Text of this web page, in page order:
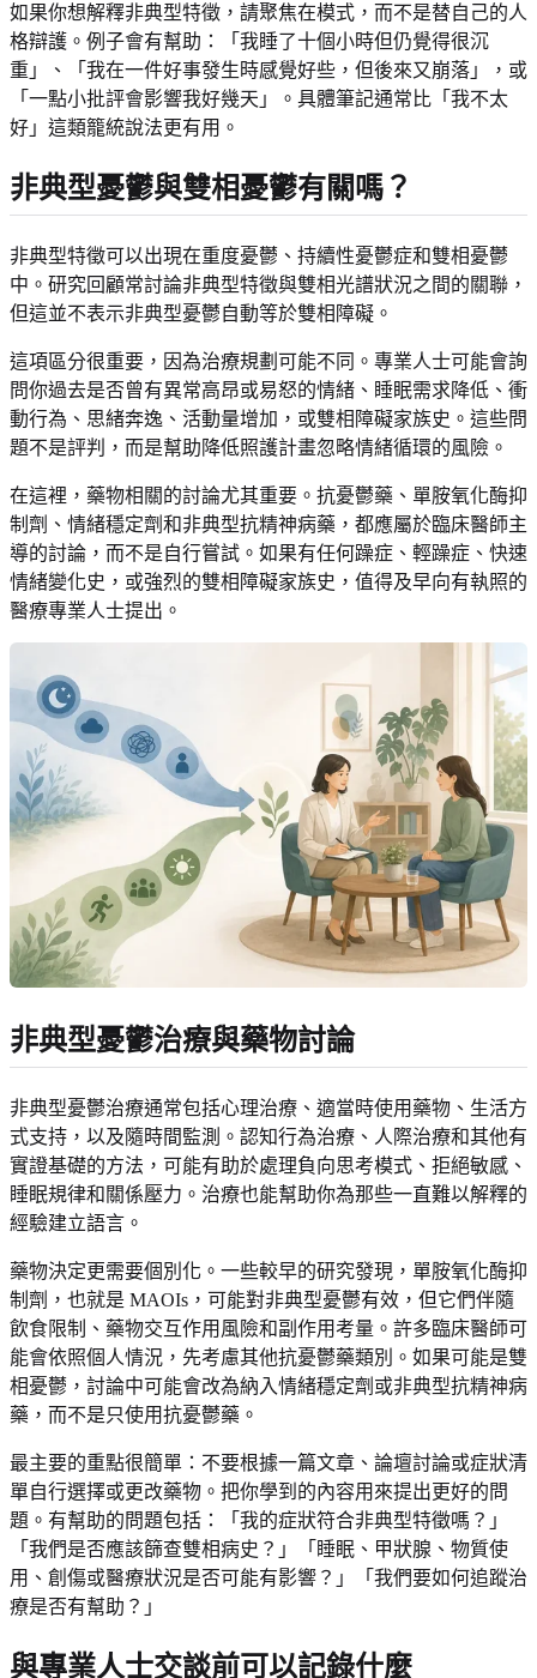
如果你想解釋非典型特徵，請聚焦在模式，而不是替自己的人
格辯護。例子會有幫助：「我睡了十個小時但仍覺得很沉
重」、「我在一件好事發生時感覺好些，但後來又崩落」，或
「一點小批評會影響我好幾天」。具體筆記通常比「我不太
好」這類籠統說法更有用。
非典型憂鬱與雙相憂鬱有關嗎？
非典型特徵可以出現在重度憂鬱、持續性憂鬱症和雙相憂鬱
中。研究回顧常討論非典型特徵與雙相光譜狀況之間的關聯，
但這並不表示非典型憂鬱自動等於雙相障礙。
這項區分很重要，因為治療規劃可能不同。專業人士可能會詢
問你過去是否曾有異常高昂或易怒的情緒、睡眠需求降低、衝
動行為、思緒奔逸、活動量增加，或雙相障礙家族史。這些問
題不是評判，而是幫助降低照護計畫忽略情緒循環的風險。
在這裡，藥物相關的討論尤其重要。抗憂鬱藥、單胺氧化酶抑
制劑、情緒穩定劑和非典型抗精神病藥，都應屬於臨床醫師主
導的討論，而不是自行嘗試。如果有任何躁症、輕躁症、快速
情緒變化史，或強烈的雙相障礙家族史，值得及早向有執照的
醫療專業人士提出。
非典型憂鬱治療與藥物討論
非典型憂鬱治療通常包括心理治療、適當時使用藥物、生活方
式支持，以及隨時間監測。認知行為治療、人際治療和其他有
實證基礎的方法，可能有助於處理負向思考模式、拒絕敏感、
睡眠規律和關係壓力。治療也能幫助你為那些一直難以解釋的
經驗建立語言。
藥物決定更需要個別化。一些較早的研究發現，單胺氧化酶抑
制劑，也就是 MAOIs，可能對非典型憂鬱有效，但它們伴隨
飲食限制、藥物交互作用風險和副作用考量。許多臨床醫師可
能會依照個人情況，先考慮其他抗憂鬱藥類別。如果可能是雙
相憂鬱，討論中可能會改為納入情緒穩定劑或非典型抗精神病
藥，而不是只使用抗憂鬱藥。
最主要的重點很簡單：不要根據一篇文章、論壇討論或症狀清
單自行選擇或更改藥物。把你學到的內容用來提出更好的問
題。有幫助的問題包括：「我的症狀符合非典型特徵嗎？」
「我們是否應該篩查雙相病史？」「睡眠、甲狀腺、物質使
用、創傷或醫療狀況是否可能有影響？」「我們要如何追蹤治
療是否有幫助？」
與專業人士交談前可以記錄什麼